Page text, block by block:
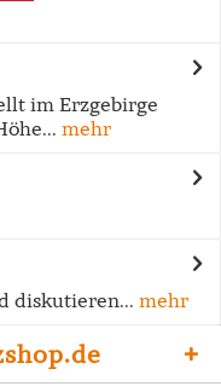
im Erzgebirge
mehr
diskutieren... mehr